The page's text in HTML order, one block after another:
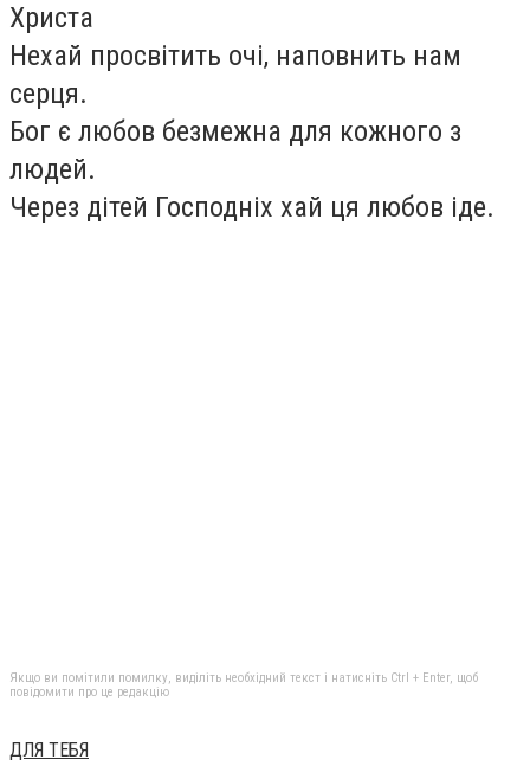
Христа
Нехай просвітить очі, наповнить нам
серця.
Бог є любов безмежна для кожного з
людей.
Через дітей Господніх хай ця любов іде.
Якщо ви помітили помилку, виділіть необхідний текст і натисніть Ctrl + Enter, щоб
повідомити про це редакцію
ДЛЯ ТЕБЯ